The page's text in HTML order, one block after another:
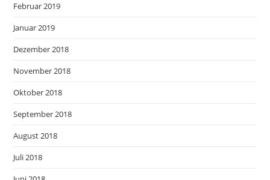
Februar 2019
Januar 2019
Dezember 2018
November 2018
Oktober 2018
September 2018
August 2018
Juli 2018